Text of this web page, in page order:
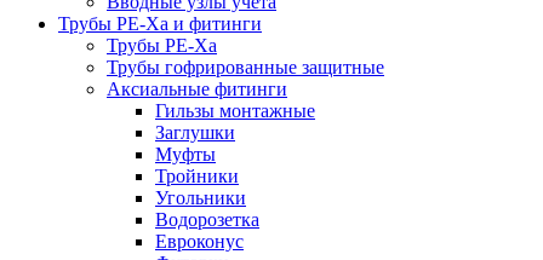
Трубы РЕ-Ха и фитинги
Трубы РЕ-Ха
Трубы гофрированные защитные
Аксиальные фитинги
Гильзы монтажные
Заглушки
Муфты
Тройники
Угольники
Водорозетка
Евроконус